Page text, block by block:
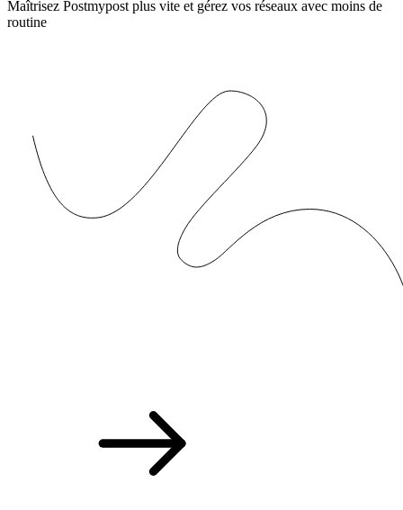
Maîtrisez Postmypost plus vite et gérez vos réseaux avec moins de
routine